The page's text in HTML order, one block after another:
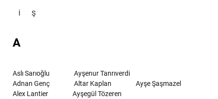
İ Ş
A
Aslı Sarıoğlu
Ayşenur Tanrıverdi
Adnan Genç
Altar Kaplan
Ayşe Şaşmazel
Alex Lantier
Ayşegül Tözeren